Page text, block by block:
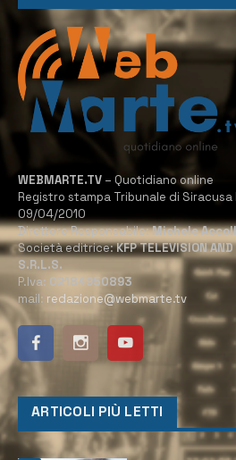
WEBMARTE.TV – Quotidiano online
Registro stampa Tribunale di Siracusa
09/04/2010
Direttore Responsabile:Michele
Società editrice:KFP TELEVISION
S.R.L.S.
P.Iva: 02184950893
mail: redazione@webmarte.tv
ARTICOLI PIÙ LETTI